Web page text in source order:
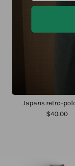
Japans retro-
$40.00